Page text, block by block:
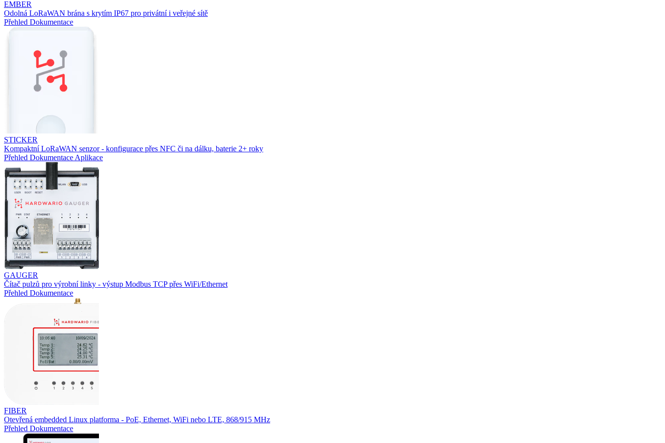
EMBER
Odolná LoRaWAN brána s krytím IP67 pro privátní i veřejné sítě
Přehled Dokumentace
STICKER
Kompaktní LoRaWAN senzor - konfigurace přes NFC či na dálku, baterie 2+ roky
Přehled Dokumentace Aplikace
GAUGER
Čítač pulzů pro výrobní linky - výstup Modbus TCP přes WiFi/Ethernet
Přehled Dokumentace
FIBER
Otevřená embedded Linux platforma - PoE, Ethernet, WiFi nebo LTE, 868/915 MHz
Přehled Dokumentace